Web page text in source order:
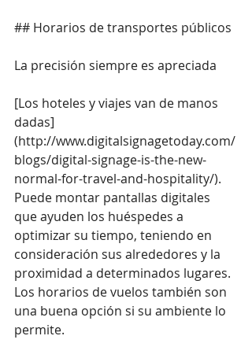
## Horarios de transportes públicos
La precisión siempre es apreciada
[Los hoteles y viajes van de manos
dadas]
(http://www.digitalsignagetoday.com/
blogs/digital-signage-is-the-new-
normal-for-travel-and-hospitality/).
Puede montar pantallas digitales
que ayuden los huéspedes a
optimizar su tiempo, teniendo en
consideración sus alrededores y la
proximidad a determinados lugares.
Los horarios de vuelos también son
una buena opción si su ambiente lo
permite.